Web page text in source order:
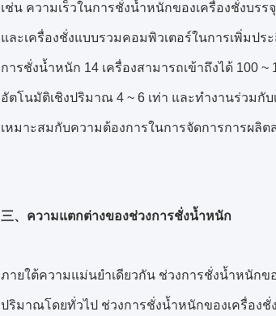
เช่น ความเร็วในการชั่งน้ำหนักของเครื่องชั่งบ
และเครื่องชั่งแบบรวมคอมพิวเตอร์ในการเพิ่มป
การชั่งน้ำหนัก 14 เครื่องสามารถเข้าถึงได้ 100
อัตโนมัติเชิงปริมาณ 4 ~ 6 เท่า และทำงานร่วม
เหมาะสมกับความต้องการในการจัดการการผลิต
三、ความแตกต่างของช่วงการชั่งน้ำหนัก
ภายใต้ความแม่นยำเดียวกัน ช่วงการชั่งน้ำหนัก
ปริมาณโดยทั่วไป ช่วงการชั่งน้ำหนักของเครื่อง